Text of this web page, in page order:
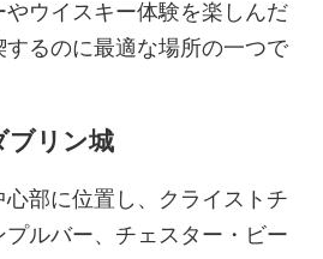
やウイスキー体験を楽しんだ
るのに最適な場所の一つで
ブリン城
心部に位置し、クライストチ
プルバー、チェスター・ビー